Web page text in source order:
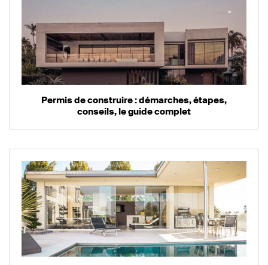
Permis de construire : démarches, étapes,
conseils, le guide complet